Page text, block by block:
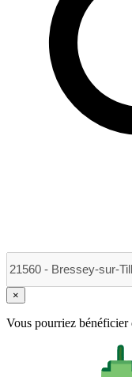
×
Vous pourriez bénéficier